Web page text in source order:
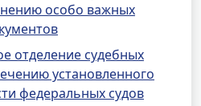
особо важных
отделение судебных
установленного
федеральных судов